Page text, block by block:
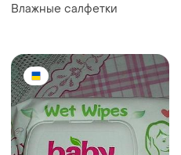
Влажные салфетки